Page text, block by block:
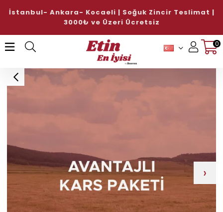
|
Haftanın İyisi Avantajlı Köfte Paketi %10
Bu haftanın iyilerini keşfedin!
Üye Girişi Üye Ol
0
›